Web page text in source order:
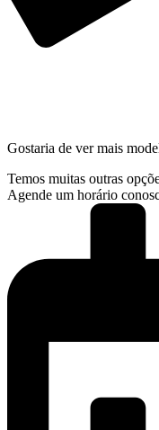
Gostaria de ver mais
Temos muitas outras
Agende um horário